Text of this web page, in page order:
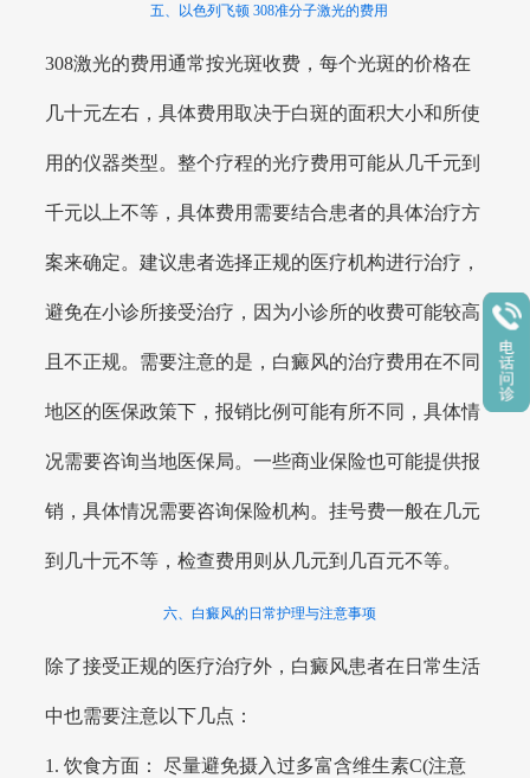
五、以色列飞顿 308准分子激光的费用
308激光的费用通常按光斑收费，每个光斑的价格在
几十元左右，具体费用取决于白斑的面积大小和所使
用的仪器类型。整个疗程的光疗费用可能从几千元到
千元以上不等，具体费用需要结合患者的具体治疗方
案来确定。建议患者选择正规的医疗机构进行治疗，
避免在小诊所接受治疗，因为小诊所的收费可能较高
且不正规。需要注意的是，白癜风的治疗费用在不同
地区的医保政策下，报销比例可能有所不同，具体情
况需要咨询当地医保局。一些商业保险也可能提供报
销，具体情况需要咨询保险机构。挂号费一般在几元
到几十元不等，检查费用则从几元到几百元不等。
六、白癜风的日常护理与注意事项
除了接受正规的医疗治疗外，白癜风患者在日常生活
中也需要注意以下几点：
1. 饮食方面： 尽量避免摄入过多富含维生素C(注意